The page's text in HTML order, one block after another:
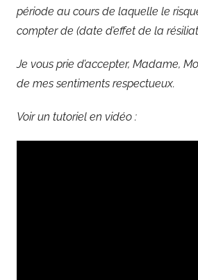
période au cours de laquelle le
compter de (date d’effet de la
Je vous prie d’accepter, Madame,
de mes sentiments respectueux.
Voir un tutoriel en vidéo :